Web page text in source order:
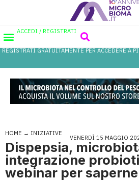
ACCEDI / REGISTRATI
REGISTRATI GRATUITAMENTE PER ACCEDERE A
HOME → INIZIATIVE
VENERDÌ 15 MAGGIO
Dispepsia,
integrazione
webinar per